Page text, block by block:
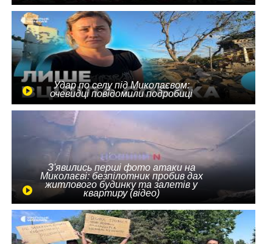
Удар по селу під Миколаєвом:
очевидці повідомили подробиці
З'явились перші фото атаки на
Миколаєві: безпілотник пробив дах
житлового будинку та залетів у
квартиру (відео)